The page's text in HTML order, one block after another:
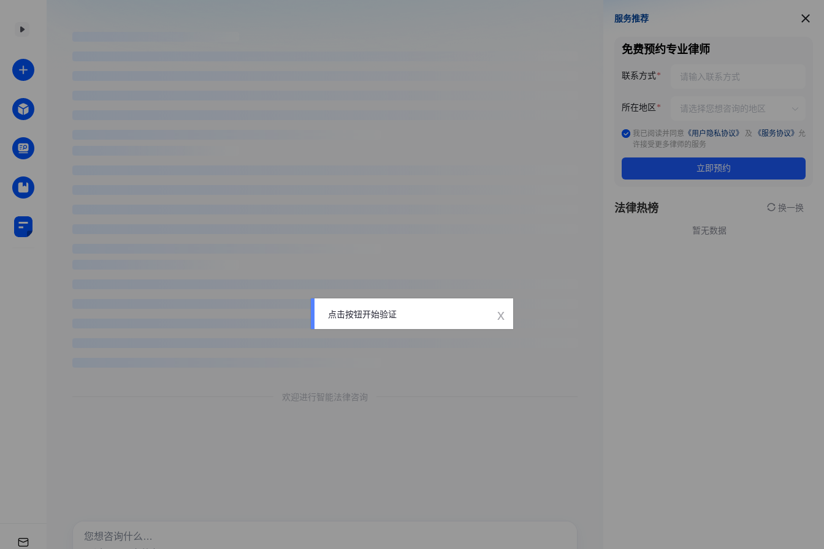
欢迎进行智能法律咨询
服务推荐
服务推荐
免费预约专业律师
联系方式
所在地区
我已阅读并同意 《用户隐私协议》 及 《服务协议》 允
许接受更多律师的服务
立即预约
法律热榜 换一换
暂无数据
点击按钮开始验证 x